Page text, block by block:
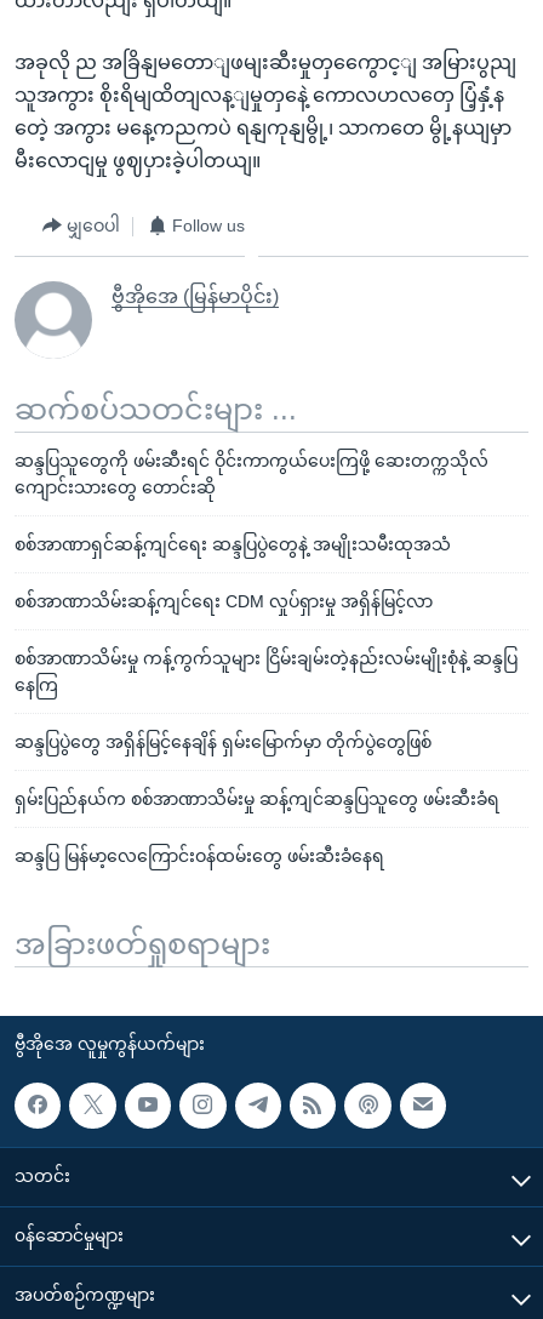
အခုလို ည အခြိနျမတောျဖမျးဆီးမှုတှကွေောင့ျ အမြားပွညျ
သူအကွား စိုးရိမျထိတျလန့ျမှုတှနေဲ့ ကောလဟလတှေ ပြံ့နှံ့န
တေဲ့ အကွား မနေ့ကညကပဲ ရနျကုနျမွို့၊ သာကတေ မွို့နယျမှာ
မီးလောငျမှု ဖွဈပှားခဲ့ပါတယျ။
မျှဝေပါ Follow us
ဗွီအိုအေ (မြန်မာပိုင်း)
ဆက်စပ်သတင်းများ ...
ဆန္ဒပြသူတွေကို ဖမ်းဆီးရင် ဝိုင်းကာကွယ်ပေးကြဖို့ ဆေးတက္ကသိုလ်
ကျောင်းသားတွေ တောင်းဆို
စစ်အာဏာရှင်ဆန့်ကျင်ရေး ဆန္ဒပြပွဲတွေနဲ့ အမျိုးသမီးထုအသံ
စစ်အာဏာသိမ်းဆန့်ကျင်ရေး CDM လှုပ်ရှားမှု အရှိန်မြင့်လာ
စစ်အာဏာသိမ်းမှု ကန့်ကွက်သူများ ငြိမ်းချမ်းတဲ့နည်းလမ်းမျိုးစုံနဲ့ ဆန္ဒပြ
နေကြ
ဆန္ဒပြပွဲတွေ အရှိန်မြင့်နေချိန် ရှမ်းမြောက်မှာ တိုက်ပွဲတွေဖြစ်
ရှမ်းပြည်နယ်က စစ်အာဏာသိမ်းမှု ဆန့်ကျင်ဆန္ဒပြသူတွေ ဖမ်းဆီးခံရ
ဆန္ဒပြ မြန်မာ့လေကြောင်းဝန်ထမ်းတွေ ဖမ်းဆီးခံနေရ
အခြားဖတ်ရှုစရာများ
ဗွီအိုအေ လူမှုကွန်ယက်များ
သတင်း
၀န်ဆောင်မှုများ
အပတ်စဉ်ကဏ္ဍများ